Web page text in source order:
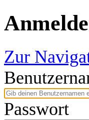
Zur
Passwort